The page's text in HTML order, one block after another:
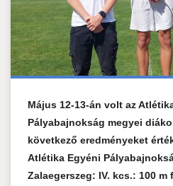
Május 12-13-án volt az
Pályabajnokság megyei
következő eredményeket
Atlétika Egyéni
Zalaegerszeg: IV. kcs.: 100 m